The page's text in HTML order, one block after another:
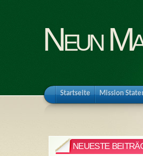
Neun
Startseite Mission
NEUESTE